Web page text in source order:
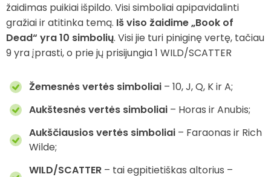
žaidimas puikiai išpildo. Visi simboliai apipavidalinti
gražiai ir atitinka temą. Iš viso žaidime „Book of
Dead“ yra 10 simbolių. Visi jie turi piniginę vertę, tačiau
9 yra įprasti, o prie jų prisijungia 1 WILD/SCATTER
Žemesnės vertės simboliai – 10, J, Q, K ir A;
Aukštesnės vertės simboliai – Horas ir Anubis;
Aukščiausios vertės simboliai – Faraonas ir Rich
Wilde;
WILD/SCATTER – tai egpitietiškas altorius –